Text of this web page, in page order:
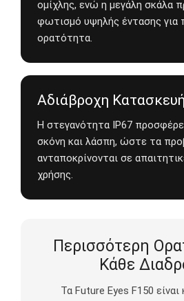
ομίχλης, ενώ η μεγάλη σκάλα
φωτισμό υψηλής έντασης για
ορατότητα.
Αδιάβροχη
Η στεγανότητα IP67
σκόνη και λάσπη, ώστε τα
ανταποκρίνονται σε
χρήσης.
Περισσότερη
Κάθε
Τα Future Eyes F150 είναι